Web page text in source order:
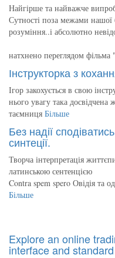
Найгірше та найважче
Сутності поза межами нашої
розуміння..і абсолютно
натхнено переглядом
Інструкторка з
Ігор закохується в свою
нього увагу така
таємниця Більше
Без надії
синтеції.
Творча інтерпретація
латинською сентенцією
Contra spem spero Овідія та
Більше
Explore an online
interface and